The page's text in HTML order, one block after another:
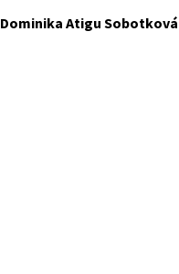
Dominika Atigu Sobotková